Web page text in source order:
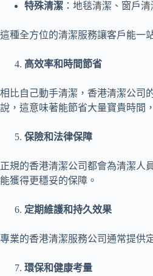
特殊清潔 ：地毯清潔、窗戶
這種全方位的清潔服務讓客戶能一
高效率和時間節省
相比自己動手清潔，香港清潔公司
說，這意味著能節省大量寶貴時間
保險和法律保障
正規的香港清潔公司都會為清潔人
能獲得更穩妥的保障。
定期維護和持久效果
專業的香港清潔服務公司通常提供
環保和健康考量